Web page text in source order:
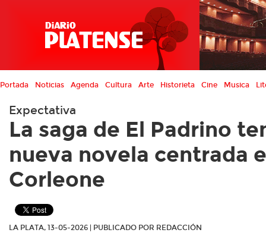
Portada Noticias Agenda Cultura Arte Historieta Cine Musica
Expectativa
La saga de El Padrino
nueva novela centrada
Corleone
LA PLATA, 13-05-2026 | PUBLICADO POR REDACCIÓN